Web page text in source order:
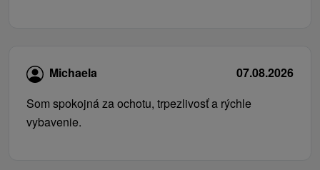
Michaela
07.08.2026
Som spokojná za ochotu, trpezlivosť a rýchle
vybavenie.